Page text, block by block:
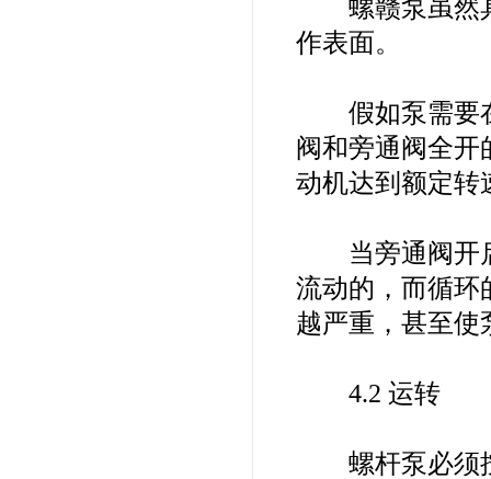
螺赣泵虽然具
作表面。
假如泵需要在
阀和旁通阀全开
动机达到额定转
当旁通阀开启
流动的，而循环
越严重，甚至使
4.2 运转
螺杆泵必须按